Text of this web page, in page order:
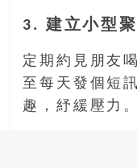
3. 建立小型
定期約見朋友
至每天發個短
趣，紓緩壓力。